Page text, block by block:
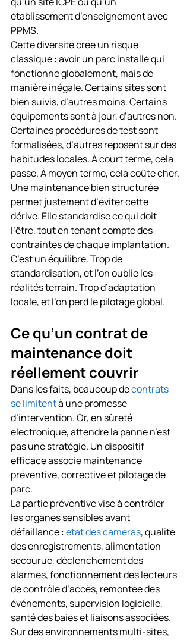
établissement d’enseignement avec
PPMS.
Cette diversité crée un risque
classique : avoir un parc installé qui
fonctionne globalement, mais de
manière inégale. Certains sites sont
bien suivis, d’autres moins. Certains
équipements sont à jour, d’autres non.
Certaines procédures de test sont
formalisées, d’autres reposent sur des
habitudes locales. À court terme, cela
passe. À moyen terme, cela coûte cher.
Une maintenance bien structurée
permet justement d’éviter cette
dérive. Elle standardise ce qui doit
l’être, tout en tenant compte des
contraintes de chaque implantation.
C’est un équilibre. Trop de
standardisation, et l’on oublie les
réalités terrain. Trop d’adaptation
locale, et l’on perd le pilotage global.
Ce qu’un contrat de
maintenance doit
réellement couvrir
Dans les faits, beaucoup de contrats
se limitent à une promesse
d’intervention. Or, en sûreté
électronique, attendre la panne n’est
pas une stratégie. Un dispositif
efficace associe maintenance
préventive, corrective et pilotage de
parc.
La partie préventive vise à contrôler
les organes sensibles avant
défaillance : état des caméras, qualité
des enregistrements, alimentation
secourue, déclenchement des
alarmes, fonctionnement des lecteurs
de contrôle d’accès, remontée des
événements, supervision logicielle,
santé des baies et liaisons associées.
Sur des environnements multi-sites,